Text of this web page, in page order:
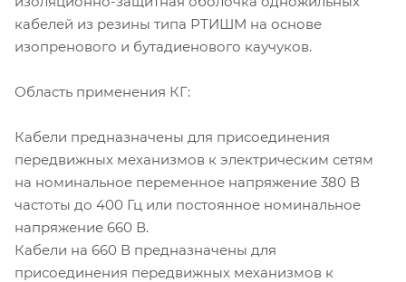
кабелей из резины типа РТИШМ на основе
изопренового и бутадиенового каучуков.
Область применения КГ:
Кабели предназначены для присоединения
передвижных механизмов к электрическим сетям
на номинальное переменное напряжение 380 В
частоты до 400 Гц или постоянное номинальное
напряжение 660 В.
Кабели на 660 В предназначены для
присоединения передвижных механизмов к